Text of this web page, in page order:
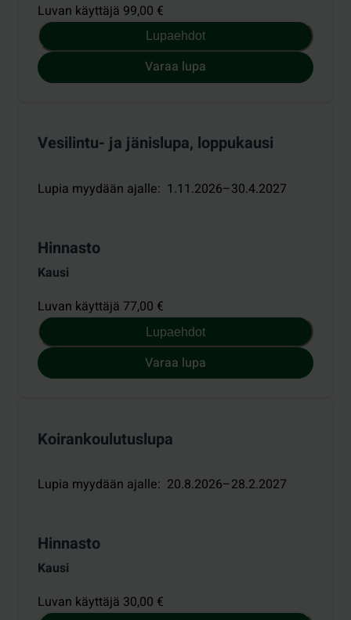
Luvan käyttäjä 99,00 €
Lupaehdot
Varaa lupa
Vesilintu- ja jänislupa, loppukausi
Lupia myydään ajalle: 1.11.2026–30.4.2027
Hinnasto
Kausi
Luvan käyttäjä 77,00 €
Lupaehdot
Varaa lupa
Koirankoulutuslupa
Lupia myydään ajalle: 20.8.2026–28.2.2027
Hinnasto
Kausi
Luvan käyttäjä 30,00 €